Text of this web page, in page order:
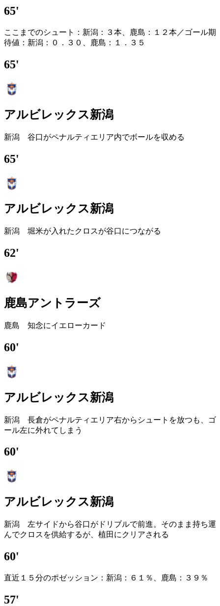
65'
ここまでのシュート：新潟：３本、鹿島：１２本／ゴール期
待値：新潟：０．３０、鹿島：１．３５
65'
アルビレックス新潟
新潟 谷口がペナルティエリア内でボールを収める
65'
アルビレックス新潟
新潟 堀米が入れたクロスが谷口につながる
62'
鹿島アントラーズ
鹿島 知念にイエローカード
60'
アルビレックス新潟
新潟 長倉がペナルティエリア右からシュートを放つも、ゴ
ール左に外れてしまう
60'
アルビレックス新潟
新潟 左サイドから谷口がドリブルで前進。そのまま持ち運
んでクロスを供給するが、植田にクリアされる
60'
直近１５分のポゼッション：新潟：６１％、鹿島：３９％
57'